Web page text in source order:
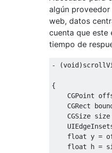
algún
web, datos
cuenta que este
tiempo de
- (void)
{
CGPoint
CGRect
CGSize size
float y =
float h =